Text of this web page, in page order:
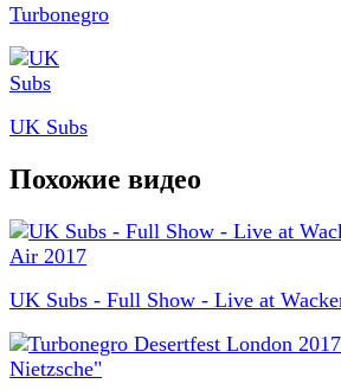
Turbonegro
UK Subs
Похожие видео
UK Subs - Full Show - Live at